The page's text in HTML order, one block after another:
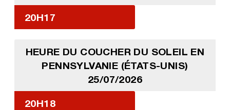
20H17
HEURE DU COUCHER DU SOLEIL EN
PENNSYLVANIE (ÉTATS-UNIS)
25/07/2026
20H18